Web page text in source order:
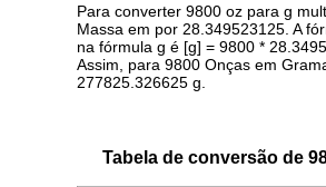
Para converter 9800 oz para g
Massa em por 28.349523125. A
na fórmula g é [g] = 9800 *
Assim, para 9800 Onças em
277825.326625 g.
Tabela de conversão de